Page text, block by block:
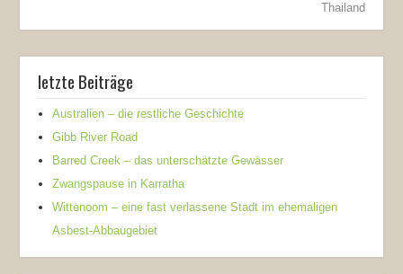
Thailand
letzte Beiträge
Australien – die restliche Geschichte
Gibb River Road
Barred Creek – das unterschätzte Gewässer
Zwangspause in Karratha
Wittenoom – eine fast verlassene Stadt im ehemaligen
Asbest-Abbaugebiet